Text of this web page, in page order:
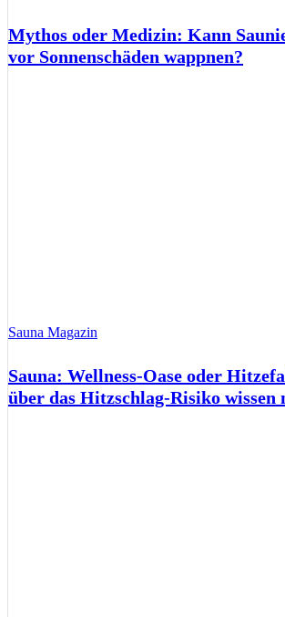
Mythos oder Medizin: Kann
vor Sonnenschäden wappnen?
Sauna Magazin
Sauna: Wellness-Oase oder
über das Hitzschlag-Risiko wissen